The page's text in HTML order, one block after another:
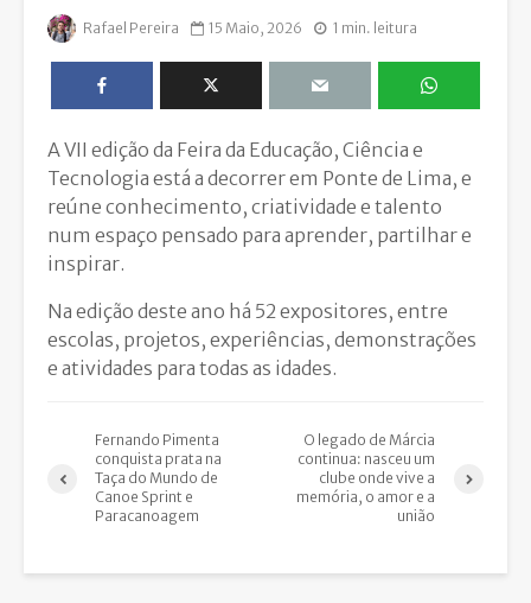
Rafael Pereira 15 Maio, 2026 1 min. leitura
A VII edição da Feira da Educação, Ciência e
Tecnologia está a decorrer em Ponte de Lima, e
reúne conhecimento, criatividade e talento
num espaço pensado para aprender, partilhar e
inspirar.
Na edição deste ano há 52 expositores, entre
escolas, projetos, experiências, demonstrações
e atividades para todas as idades.
Fernando Pimenta
conquista prata na
Taça do Mundo de
Canoe Sprint e
Paracanoagem
O legado de Márcia
continua: nasceu um
clube onde vive a
memória, o amor e a
união